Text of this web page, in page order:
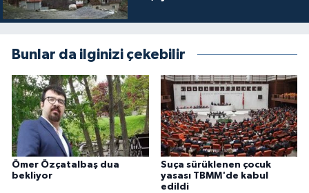
Bunlar da ilginizi çekebilir
Ömer Özçatalbaş dua
bekliyor
Suça sürüklenen çocuk
yasası TBMM'de kabul
edildi